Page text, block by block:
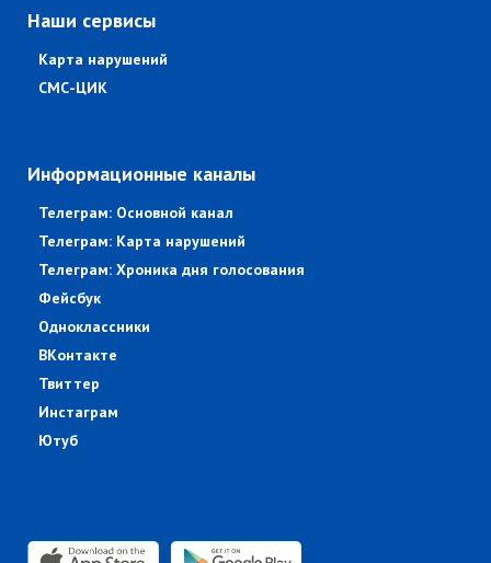
Наши сервисы
Карта нарушений
СМС-ЦИК
Информационные каналы
Телеграм: Основной канал
Телеграм: Карта нарушений
Телеграм: Хроника дня голосования
Фейсбук
Одноклассники
ВКонтакте
Твиттер
Инстаграм
Ютуб